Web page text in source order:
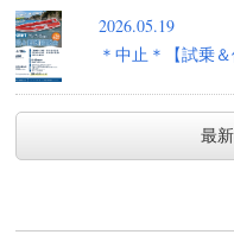
2026.05.19
＊中止＊【試乗
最